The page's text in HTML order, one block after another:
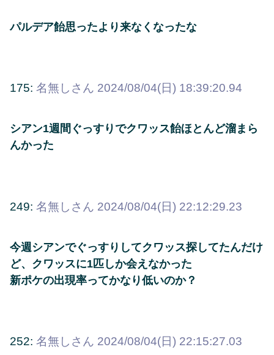
パルデア飴思ったより来なくなったな
175: 名無しさん 2024/08/04(日) 18:39:20.94
シアン1週間ぐっすりでクワッス飴ほとんど溜まら
んかった
249: 名無しさん 2024/08/04(日) 22:12:29.23
今週シアンでぐっすりしてクワッス探してたんだけ
ど、クワッスに1匹しか会えなかった
新ポケの出現率ってかなり低いのか？
252: 名無しさん 2024/08/04(日) 22:15:27.03